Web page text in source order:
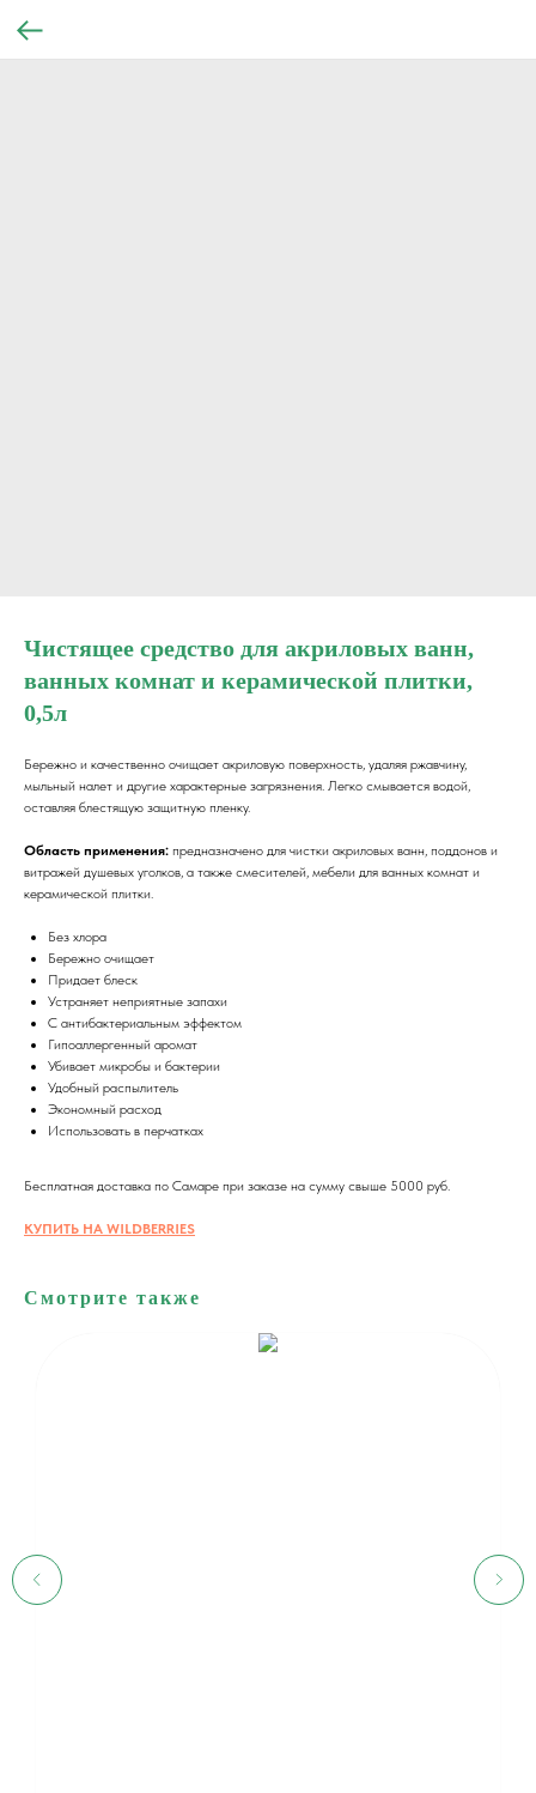
Чистящее средство для акриловых ванн,
ванных комнат и керамической плитки,
0,5л
Бережно и качественно очищает акриловую поверхность, удаляя ржавчину,
мыльный налет и другие характерные загрязнения. Легко смывается водой,
оставляя блестящую защитную пленку.
Область применения: предназначено для чистки акриловых ванн, поддонов и
витражей душевых уголков, а также смесителей, мебели для ванных комнат и
керамической плитки.
Без хлора
Бережно очищает
Придает блеск
Устраняет неприятные запахи
С антибактериальным эффектом
Гипоаллергенный аромат
Убивает микробы и бактерии
Удобный распылитель
Экономный расход
Использовать в перчатках
Бесплатная доставка по Самаре при заказе на сумму свыше 5000 руб.
КУПИТЬ НА WILDBERRIES
Смотрите также